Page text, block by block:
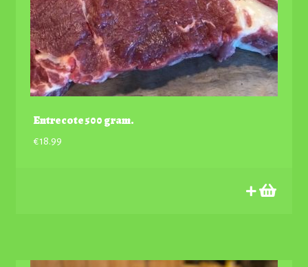
Entrecote 500 gram.
€18.99